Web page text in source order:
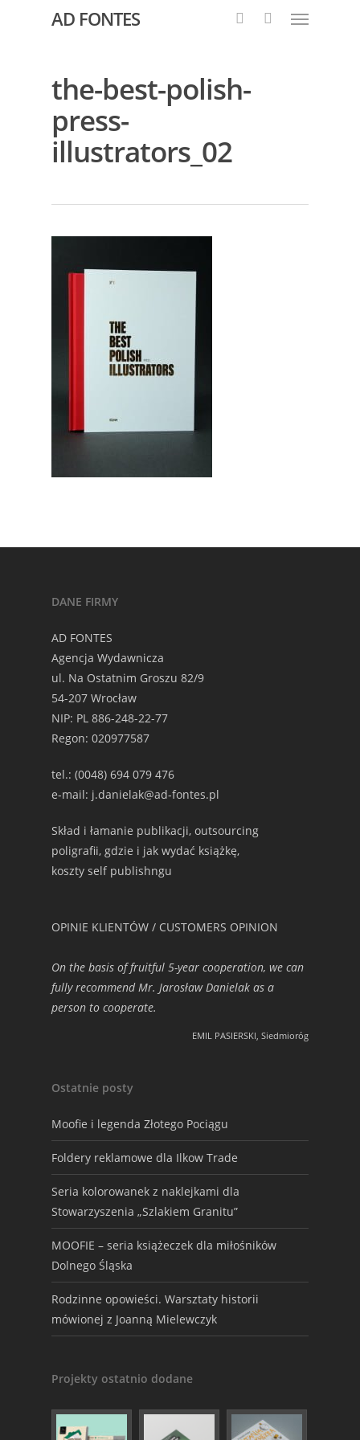
AD FONTES
the-best-polish-
press-
illustrators_02
DANE FIRMY
AD FONTES
Agencja Wydawnicza
ul. Na Ostatnim Groszu 82/9
54-207 Wrocław
NIP: PL 886-248-22-77
Regon: 020977587
tel.: (0048) 694 079 476
e-mail: j.danielak@ad-fontes.pl
Skład i łamanie publikacji, outsourcing
poligrafii, gdzie i jak wydać książkę,
koszty self publishngu
OPINIE KLIENTÓW / CUSTOMERS OPINION
On the basis of fruitful 5-year cooperation, we can
fully recommend Mr. Jarosław Danielak as a
person to cooperate.
EMIL PASIERSKI, Siedmioróg
Ostatnie posty
Moofie i legenda Złotego Pociągu
Foldery reklamowe dla Ilkow Trade
Seria kolorowanek z naklejkami dla
Stowarzyszenia „Szlakiem Granitu”
MOOFIE – seria książeczek dla miłośników
Dolnego Śląska
Rodzinne opowieści. Warsztaty historii
mówionej z Joanną Mielewczyk
Projekty ostatnio dodane